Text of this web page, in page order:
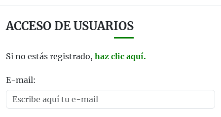
ACCESO DE USUARIOS
Si no estás registrado, haz clic aquí.
E-mail: